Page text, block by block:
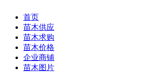
首页
苗木供应
苗木求购
苗木价格
企业商铺
苗木图片